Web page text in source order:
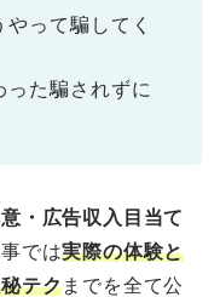
って騙してく
った騙されずに
・広告収入目当て
では実際の体験と
テクまでを全て公